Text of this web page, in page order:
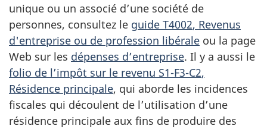
unique ou un associé d’une société de
personnes, consultez le guide T4002, Revenus
d'entreprise ou de profession libérale ou la page
Web sur les dépenses d’entreprise. Il y a aussi le
folio de l’impôt sur le revenu S1-F3-C2,
Résidence principale, qui aborde les incidences
fiscales qui découlent de l’utilisation d’une
résidence principale aux fins de produire des